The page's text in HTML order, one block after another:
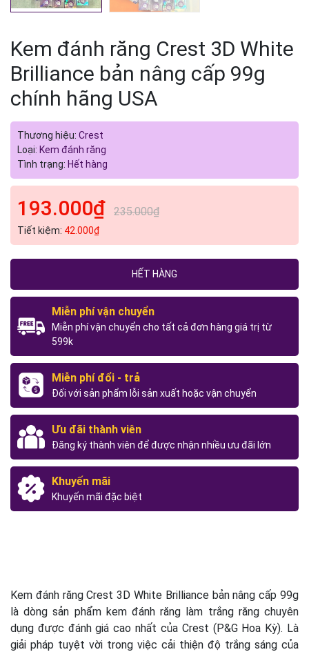
Kem đánh răng Crest 3D White
Brilliance bản nâng cấp 99g
chính hãng USA
Thương hiệu: Crest
Loại: Kem đánh răng
Tình trạng: Hết hàng
193.000₫ 235.000₫
Tiết kiệm: 42.000₫
HẾT HÀNG
Miễn phí vận chuyển
Miễn phí vận chuyển cho tất cả đơn hàng giá trị từ
599k
Miễn phí đổi - trả
Đối với sản phẩm lỗi sản xuất hoặc vận chuyển
Ưu đãi thành viên
Đăng ký thành viên để được nhận nhiều ưu đãi lớn
Khuyến mãi
Khuyến mãi đặc biệt
Kem đánh răng Crest 3D White Brilliance bản nâng cấp 99g
là dòng sản phẩm kem đánh răng làm trắng răng chuyên
dụng được đánh giá cao nhất của Crest (P&G Hoa Kỳ). Là
giải pháp tuyệt vời trong việc cải thiện độ trắng sáng của